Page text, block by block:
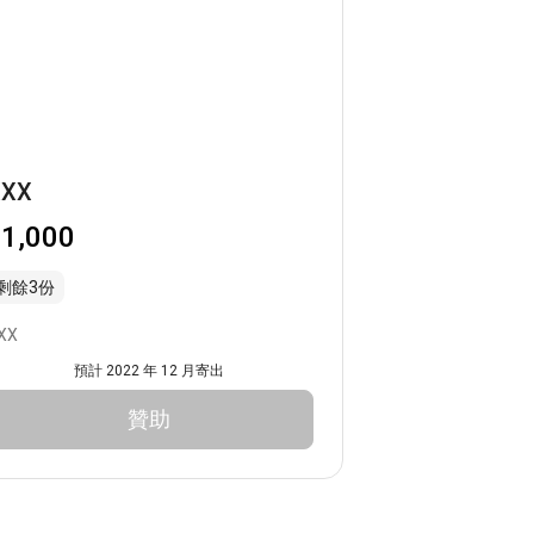
餘3份
預計 2022 年 12 月寄出
贊助